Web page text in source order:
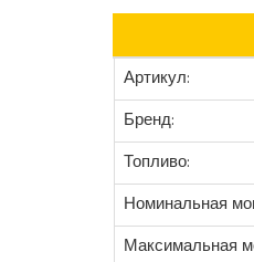
Артикул:
Бренд:
Топливо:
Номинальная
Максимальная